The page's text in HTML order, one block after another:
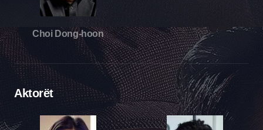
Choi Dong-hoon
Aktorët